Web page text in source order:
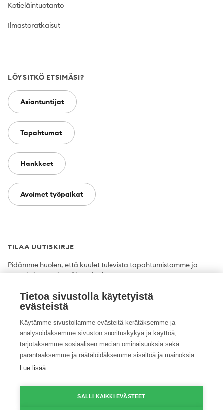
Kotieläintuotanto
Ilmastoratkaisut
LÖYSITKÖ ETSIMÄSI?
Asiantuntijat
Tapahtumat
Hankkeet
Avoimet työpaikat
TILAA UUTISKIRJE
Pidämme huolen, että kuulet tulevista tapahtumistamme ja
uutuuksista ensimmäisten joukossa.
Tilaa
Twitter FacebookYouTubeInstagramLinkedIn
Tietoa sivustolla käytetyistä
evästeistä
Käytämme sivustollamme evästeitä kerätäksemme ja
analysoidaksemme sivuston suorituskykyä ja käyttöä,
tarjotaksemme sosiaalisen median ominaisuuksia sekä
parantaaksemme ja räätälöidäksemme sisältöä ja mainoksia.
Lue lisää
SALLI KAIKKI EVÄSTEET